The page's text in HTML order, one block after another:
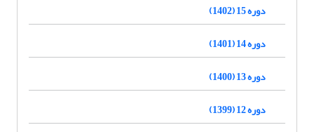
دوره 15 (1402)
دوره 14 (1401)
دوره 13 (1400)
دوره 12 (1399)